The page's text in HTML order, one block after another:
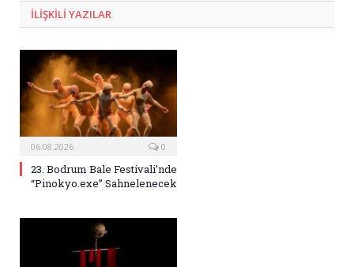
ILIŞKILI YAZILAR
06.08.2026 0
23. Bodrum Bale Festivali’nde
“Pinokyo.exe” Sahnelenecek